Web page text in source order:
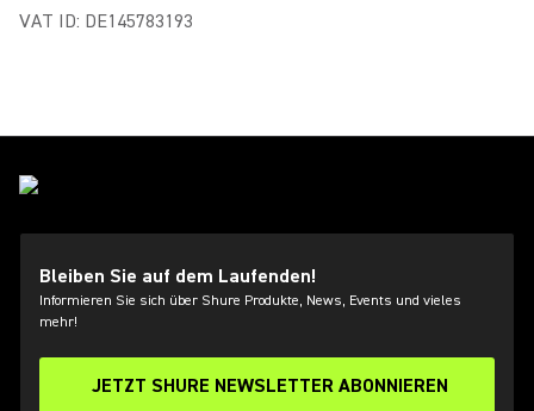
VAT ID: DE145783193
Bleiben Sie auf dem Laufenden!
Informieren Sie sich über Shure Produkte, News, Events und vieles
mehr!
JETZT SHURE NEWSLETTER ABONNIEREN